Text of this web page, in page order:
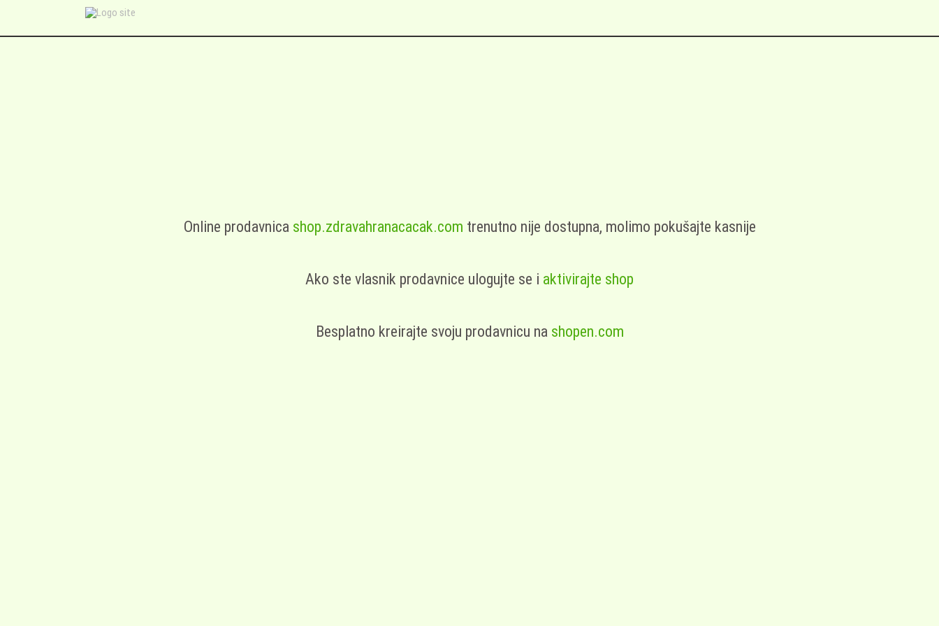
Online prodavnica shop.zdravahranacacak.com trenutno nije dostupna, molimo pokušajte kasnije
Ako ste vlasnik prodavnice ulogujte se i aktivirajte shop
Besplatno kreirajte svoju prodavnicu na shopen.com